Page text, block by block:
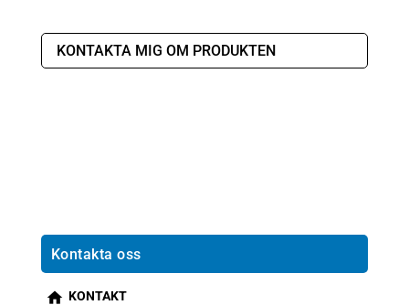
KONTAKTA MIG OM PRODUKTEN
Kontakta oss
KONTAKT